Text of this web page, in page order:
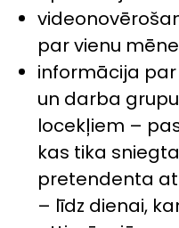
par vienu
informācija
un darba
locekļiem –
kas tika
pretendenta
– līdz dienai,